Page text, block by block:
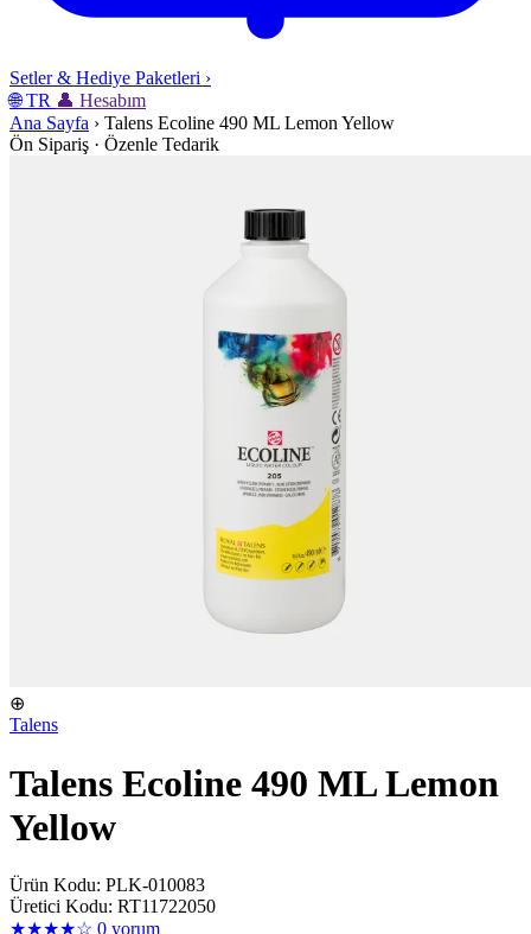
Setler & Hediye Paketleri ›
🌐 TR 👤 Hesabım
Ana Sayfa › Talens Ecoline 490 ML Lemon Yellow
Ön Sipariş · Özenle Tedarik
⊕
Talens
Talens Ecoline 490 ML Lemon
Yellow
Ürün Kodu: PLK-010083
Üretici Kodu: RT11722050
★★★★☆ 0 yorum